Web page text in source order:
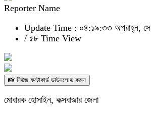
Reporter Name
Update Time : ০৪:১৯:৩৩ অপরাহ্ন,
/ ৫৮ Time View
📸 নিউজ ফটোকার্ড ডাউনলোড করুন
মোবারক হোসাইন, কক্সবাজার জেলা